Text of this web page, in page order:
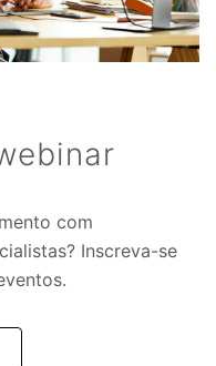
com
Inscreva-se